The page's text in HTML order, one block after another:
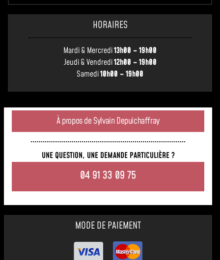
HORAIRES
Mardi & Mercredi13h00 – 19h00
Jeudi & Vendredi12h00 – 19h00
Samedi10h00 – 19h00
À propos de Sylvain Depuichaffray
UNE QUESTION, UNE DEMANDE PARTICULIÈRE ?
04 91 33 09 75
MODE DE PAIEMENT